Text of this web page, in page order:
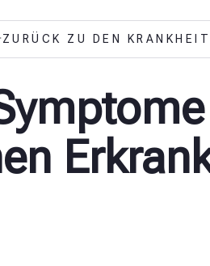
ZURÜCK ZU DEN